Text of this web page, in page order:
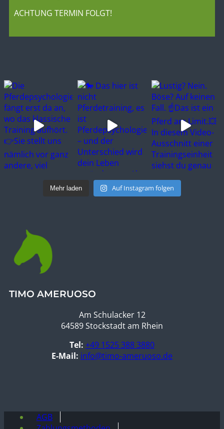
ACHTUNG TERMIN FOLGT!
Mehr laden Auf Instagram folgen
TIMO AMERUOSO
Am Schulacker 12
64589 Stockstadt am Rhein
Tel: +49 1525 388 3880
E-Mail: info@timo-ameruoso.de
AGB